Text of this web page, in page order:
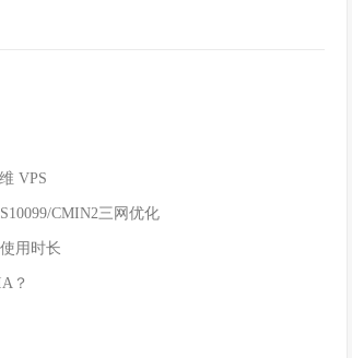
VPS
CMIN2三网优化
用时长
？